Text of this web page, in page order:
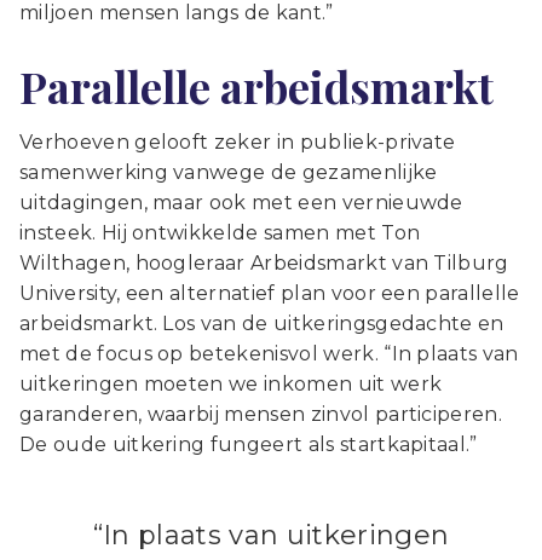
miljoen mensen langs de kant.”
Parallelle arbeidsmarkt
Verhoeven gelooft zeker in publiek-private
samenwerking vanwege de gezamenlijke
uitdagingen, maar ook met een vernieuwde
insteek. Hij ontwikkelde samen met Ton
Wilthagen, hoogleraar Arbeidsmarkt van Tilburg
University, een alternatief plan voor een parallelle
arbeidsmarkt. Los van de uitkeringsgedachte en
met de focus op betekenisvol werk. “In plaats van
uitkeringen moeten we inkomen uit werk
garanderen, waarbij mensen zinvol participeren.
De oude uitkering fungeert als startkapitaal.”
“In plaats van uitkeringen